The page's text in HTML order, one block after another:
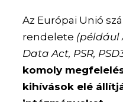
Az Európai Unió
rendelete (például
Data Act, PSR,
komoly
kihívások elé